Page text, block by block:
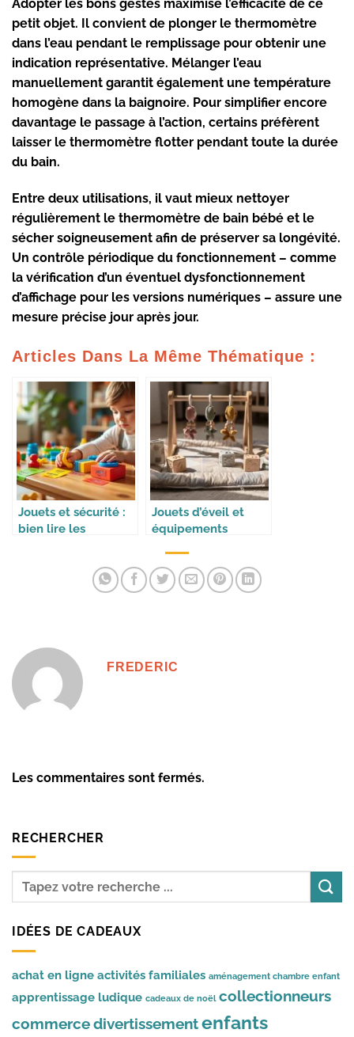
Adopter les bons gestes maximise l’efficacité de ce
petit objet. Il convient de plonger le thermomètre
dans l’eau pendant le remplissage pour obtenir une
indication représentative. Mélanger l’eau
manuellement garantit également une température
homogène dans la baignoire. Pour simplifier encore
davantage le passage à l’action, certains préfèrent
laisser le thermomètre flotter pendant toute la durée
du bain.
Entre deux utilisations, il vaut mieux nettoyer
régulièrement le thermomètre de bain bébé et le
sécher soigneusement afin de préserver sa longévité.
Un contrôle périodique du fonctionnement – comme
la vérification d’un éventuel dysfonctionnement
d’affichage pour les versions numériques – assure une
mesure précise jour après jour.
Articles Dans La Même Thématique :
Jouets et sécurité :
bien lire les
Jouets d’éveil et
équipements
croissance de bébé
FREDERIC
Les commentaires sont fermés.
RECHERCHER
IDÉES DE CADEAUX
achat en ligne activités familiales aménagement chambre enfant
apprentissage ludique cadeaux de noël collectionneurs
commercedivertissementenfants